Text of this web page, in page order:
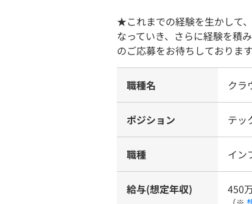
★これまでの経験を生かして
なっていき、さらに経験を積
のご応募をお待ちしております
職種名 クラ
ポジション テッ
職種 イン
給与(想定年収) 450